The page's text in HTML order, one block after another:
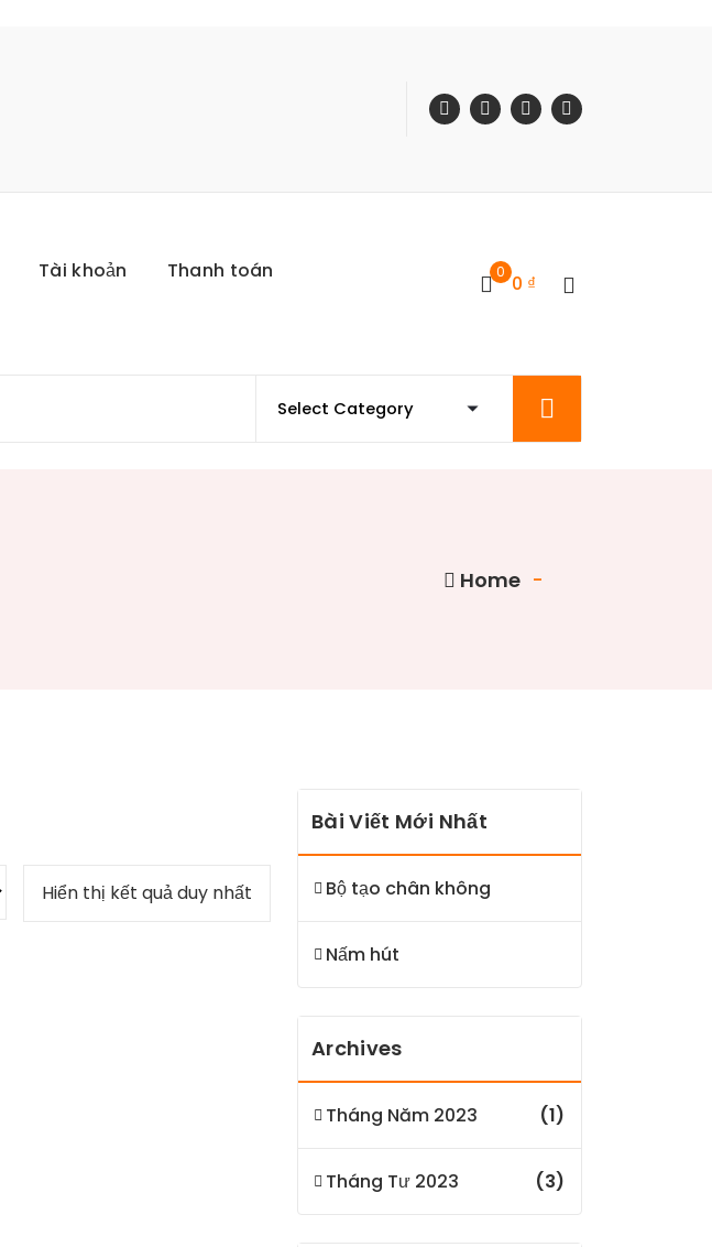
Tài khoản Thanh toán 0 0 ₫
Home -
Hiển thị kết quả duy nhất
Bài Viết Mới Nhất
Bộ tạo chân không
Nấm hút
Archives
Tháng Năm 2023 (1)
Tháng Tư 2023 (3)